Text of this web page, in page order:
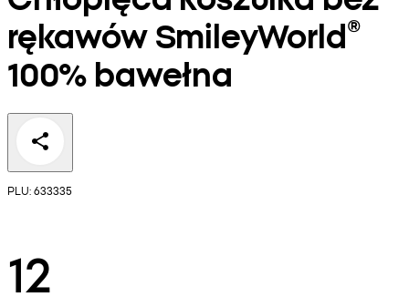
rękawów SmileyWorld®
100% bawełna
PLU: 633335
12